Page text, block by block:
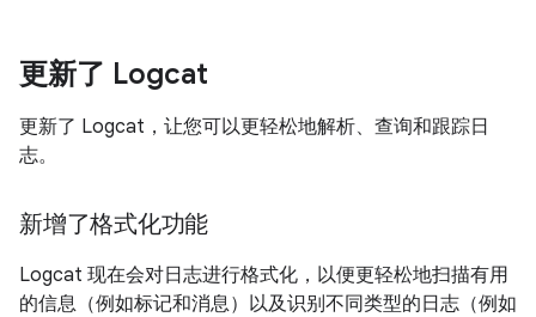
更新了 Logcat
更新了 Logcat，让您可以更轻松地解析、查询和跟踪日
志。
新增了格式化功能
Logcat 现在会对日志进行格式化，以便更轻松地扫描有用
的信息（例如标记和消息）以及识别不同类型的日志（例如